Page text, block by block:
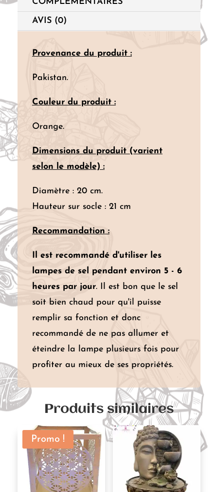
(5
kg)
AVIS (0)
Provenance du produit :
Pakistan.
Couleur du produit :
Orange.
Dimensions du produit (varient
selon le modèle) :
Diamètre : 20 cm.
Hauteur sur socle : 21 cm
Recommandation :
Il est recommandé d'utiliser les
lampes de sel pendant environ 5 - 6
heures par jour. Il est bon que le sel
soit bien chaud pour qu'il puisse
remplir sa fonction et donc
recommandé de ne pas allumer et
éteindre la lampe plusieurs fois pour
profiter au mieux de ses propriétés.
Produits similaires
Promo !